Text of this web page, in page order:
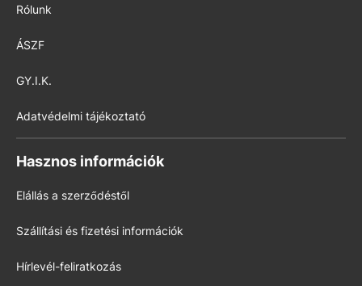
Rólunk
ÁSZF
GY.I.K.
Adatvédelmi tájékoztató
Hasznos információk
Elállás a szerződéstől
Szállítási és fizetési információk
Hírlevél-feliratkozás